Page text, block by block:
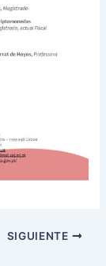
SIGUIENTE